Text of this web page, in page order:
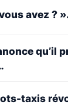
avez ?
qu’il
taxis